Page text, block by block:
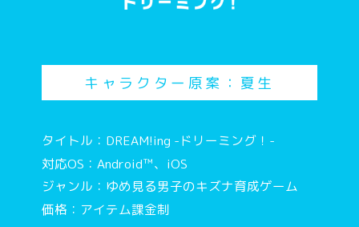
キャラクター原案：夏生
タイトル：DREAM!ing -ドリーミング！-
対応OS：Android™、iOS
ジャンル：ゆめ見る男子のキズナ育成ゲーム
価格：アイテム課金制